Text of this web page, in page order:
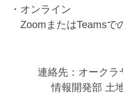
・オンライン
ZoomまたはTeamsで
連絡先：オークラ
情報開発部 土